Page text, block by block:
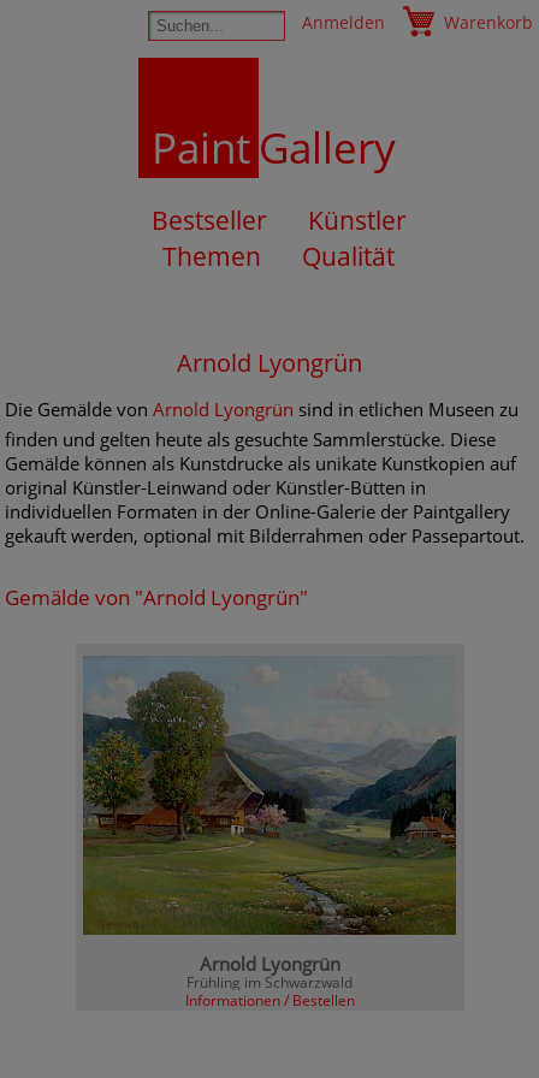
Anmelden Warenkorb
PaintGallery
Bestseller
Künstler
Themen
Qualität
Arnold Lyongrün
Die Gemälde vonArnold Lyongrün sind in etlichen Museen zu
finden und gelten heute als gesuchte Sammlerstücke. Diese
Gemälde können als Kunstdrucke als unikate Kunstkopien auf
original Künstler-Leinwand oder Künstler-Bütten in
individuellen Formaten in der Online-Galerie der Paintgallery
gekauft werden, optional mit Bilderrahmen oder Passepartout.
Gemälde von "Arnold Lyongrün"
Arnold Lyongrün
Frühling im Schwarzwald
Informationen / Bestellen